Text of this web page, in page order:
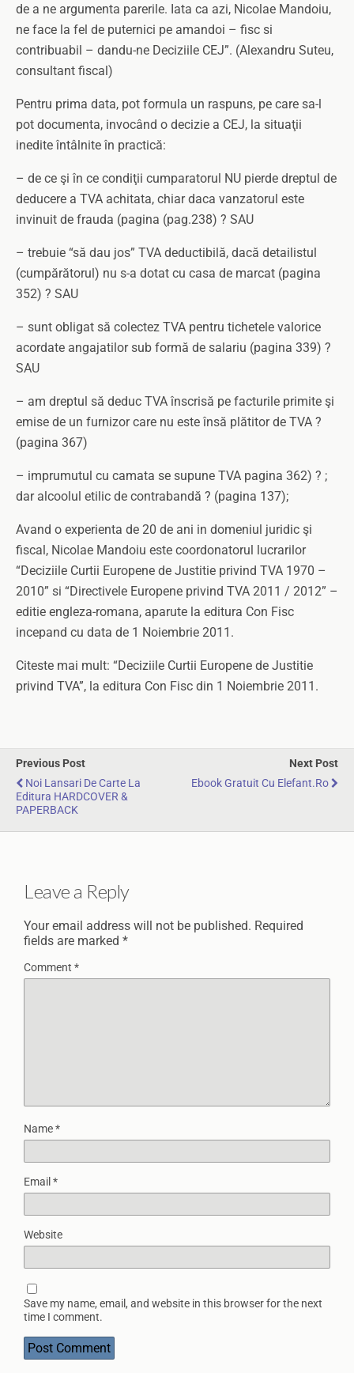
de a ne argumenta parerile. Iata ca azi, Nicolae Mandoiu,
ne face la fel de puternici pe amandoi – fisc si
contribuabil – dandu-ne Deciziile CEJ”. (Alexandru Suteu,
consultant fiscal)
Pentru prima data, pot formula un raspuns, pe care sa-l
pot documenta, invocând o decizie a CEJ, la situaţii
inedite întâlnite în practică:
– de ce şi în ce condiţii cumparatorul NU pierde dreptul de
deducere a TVA achitata, chiar daca vanzatorul este
invinuit de frauda (pagina (pag.238) ? SAU
– trebuie “să dau jos” TVA deductibilă, dacă detailistul
(cumpărătorul) nu s-a dotat cu casa de marcat (pagina
352) ? SAU
– sunt obligat să colectez TVA pentru tichetele valorice
acordate angajatilor sub formă de salariu (pagina 339) ?
SAU
– am dreptul să deduc TVA înscrisă pe facturile primite şi
emise de un furnizor care nu este însă plătitor de TVA ?
(pagina 367)
– imprumutul cu camata se supune TVA pagina 362) ? ;
dar alcoolul etilic de contrabandă ? (pagina 137);
Avand o experienta de 20 de ani in domeniul juridic şi
fiscal, Nicolae Mandoiu este coordonatorul lucrarilor
“Deciziile Curtii Europene de Justitie privind TVA 1970 –
2010” si “Directivele Europene privind TVA 2011 / 2012” –
editie engleza-romana, aparute la editura Con Fisc
incepand cu data de 1 Noiembrie 2011.
Citeste mai mult: “Deciziile Curtii Europene de Justitie
privind TVA”, la editura Con Fisc din 1 Noiembrie 2011.
Previous Post
Noi Lansari De Carte La
Editura HARDCOVER &
PAPERBACK
Next Post
Ebook Gratuit Cu Elefant.ro
Leave a Reply
Your email address will not be published. Required
fields are marked *
Comment *
Name*
Email *
Website
Save my name, email, and website in this browser for the next
time I comment.